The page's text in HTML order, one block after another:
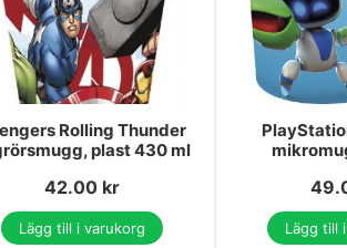
Rolling Thunder
plast 430 ml
42.00 kr
Lägg till i varukorg Lägg till